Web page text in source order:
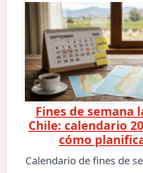
Fines de semana
Chile: calendario
cómo
Calendario de fines de